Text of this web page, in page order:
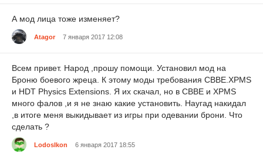
А мод лица тоже изменяет?
Atagor 7 января 2017 12:08
Всем привет. Народ ,прошу помощи. Установил мод на
Броню боевого жреца. К этому моды требования CBBE.XPMS
и HDT Physics Extensions. Я их скачал, но в CBBE и XPMS
много фалов ,и я не знаю какие установить. Наугад накидал
,в итоге меня выкидывает из игры при одевании брони. Что
сделать ?
LodosIkon 6 января 2017 18:55